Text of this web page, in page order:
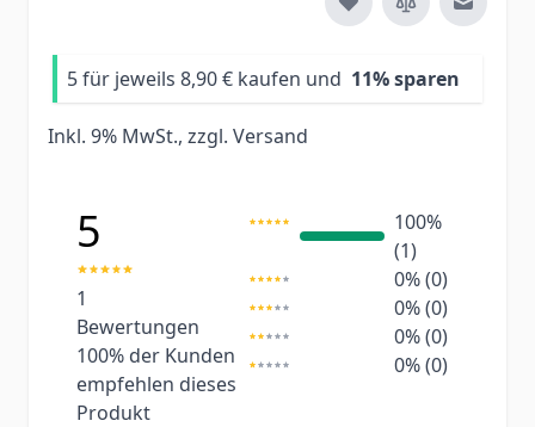
E-Mail
5 für jeweils 8,90 € kaufen und 11% sparen
Inkl. 9% MwSt., zzgl. Versand
5
1
Bewertungen
100% der Kunden
empfehlen dieses
Produkt
100%
(1)
0% (0)
0% (0)
0% (0)
0% (0)